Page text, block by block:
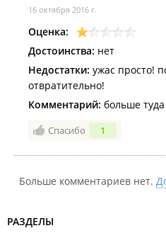
16 октября 2016 г.
Оценка:
Достоинства: нет
Недостатки: ужас просто!
отвратительно!
Комментарий: больше
Спасибо 1
Больше комментариев нет.
РАЗДЕЛЫ